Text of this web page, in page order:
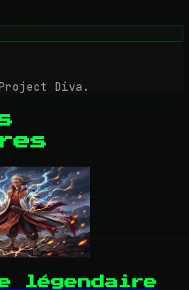
Diva.
légendaire